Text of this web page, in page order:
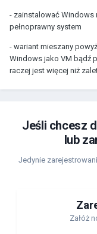
- zainstalować Windows
pełnoprawny system
- wariant mieszany
Windows jako VM bądź
raczej jest więcej niż
Jeśli chcesz
lub
Jedynie
Załóż